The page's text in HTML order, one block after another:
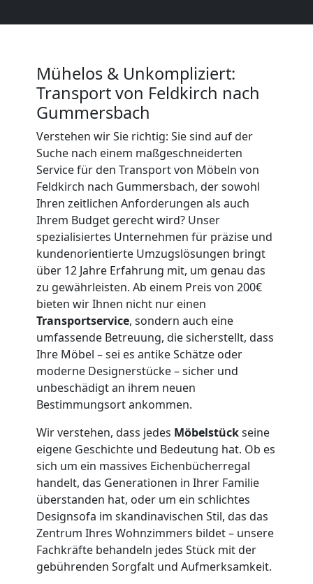
Mühelos & Unkompliziert:
Transport von Feldkirch nach
Gummersbach
Verstehen wir Sie richtig: Sie sind auf der
Suche nach einem maßgeschneiderten
Service für den Transport von Möbeln von
Feldkirch nach Gummersbach, der sowohl
Ihren zeitlichen Anforderungen als auch
Ihrem Budget gerecht wird? Unser
spezialisiertes Unternehmen für präzise und
kundenorientierte Umzugslösungen bringt
über 12 Jahre Erfahrung mit, um genau das
zu gewährleisten. Ab einem Preis von 200€
bieten wir Ihnen nicht nur einen
Transportservice, sondern auch eine
umfassende Betreuung, die sicherstellt, dass
Ihre Möbel – sei es antike Schätze oder
moderne Designerstücke – sicher und
unbeschädigt an ihrem neuen
Bestimmungsort ankommen.
Wir verstehen, dass jedes Möbelstückseine
eigene Geschichte und Bedeutung hat. Ob es
sich um ein massives Eichenbücherregal
handelt, das Generationen in Ihrer Familie
überstanden hat, oder um ein schlichtes
Designsofa im skandinavischen Stil, das das
Zentrum Ihres Wohnzimmers bildet – unsere
Fachkräfte behandeln jedes Stück mit der
gebührenden Sorgfalt und Aufmerksamkeit.
Feldkirch
Umzug
Feldkirch
Mann
LKW
Möbellift
Feldkirch
Übersiedlung
Feldkirch
Klaviertransport
Feldkirch
Privatumzug